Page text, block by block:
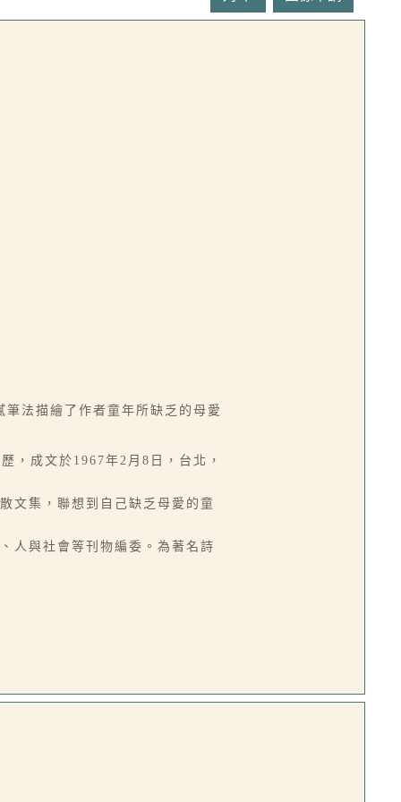
法描繪了作者童年所缺乏的母愛
，成文於1967年2月8日，台北，
文集，聯想到自己缺乏母愛的童
人與社會等刊物編委。為著名詩